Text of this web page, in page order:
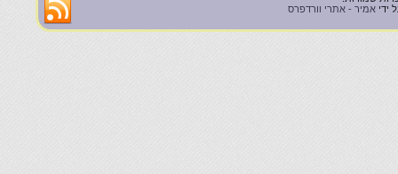
ידי אמיר - אתרי וורדפרס